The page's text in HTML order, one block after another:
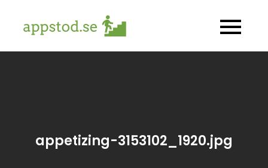
appstod.se
Allt om hälsoappar
appetizing-3153102_1920.jpg